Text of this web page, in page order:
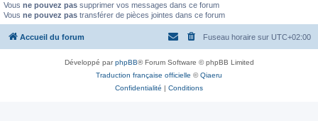
Vous ne pouvez pas supprimer vos messages dans ce forum
Vous ne pouvez pas transférer de pièces jointes dans ce forum
Accueil du forum Fuseau horaire sur UTC+02:00
Développé parphpBB® Forum Software © phpBB Limited
Traduction française officielle ©Qiaeru
Confidentialité | Conditions